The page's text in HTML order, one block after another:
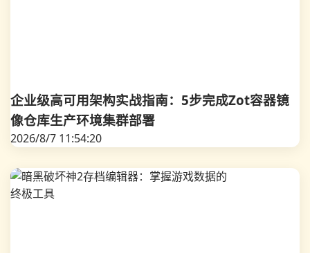
企业级高可用架构实战指南：5步完成Zot容器镜
像仓库生产环境集群部署
2026/8/7 11:54:20